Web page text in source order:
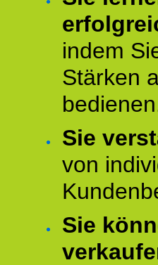
indem
Stärken
Sie
von
Sie